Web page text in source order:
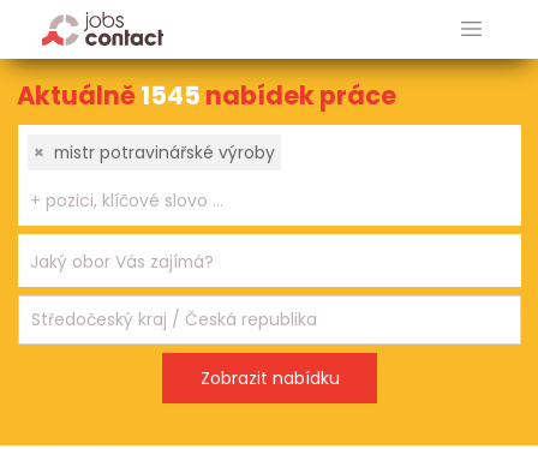
Aktuálně1545 nabídek práce
× mistr potravinářské výroby